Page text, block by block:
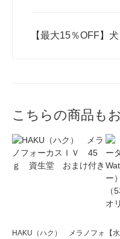
【最大15％OFF】
こちらの商品も
HAKU（ハク） メラノフォ
【